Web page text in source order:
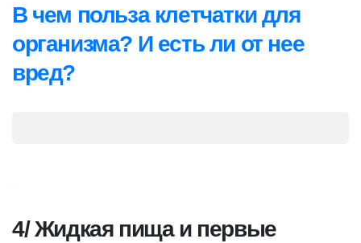
В чем польза клетчатки для
организма? И есть ли от нее
вред?
4/ Жидкая пища и первые